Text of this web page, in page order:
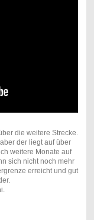
die weitere Strecke.
der liegt auf über
weitere Monate auf
sich nicht noch mehr
erreicht und gut